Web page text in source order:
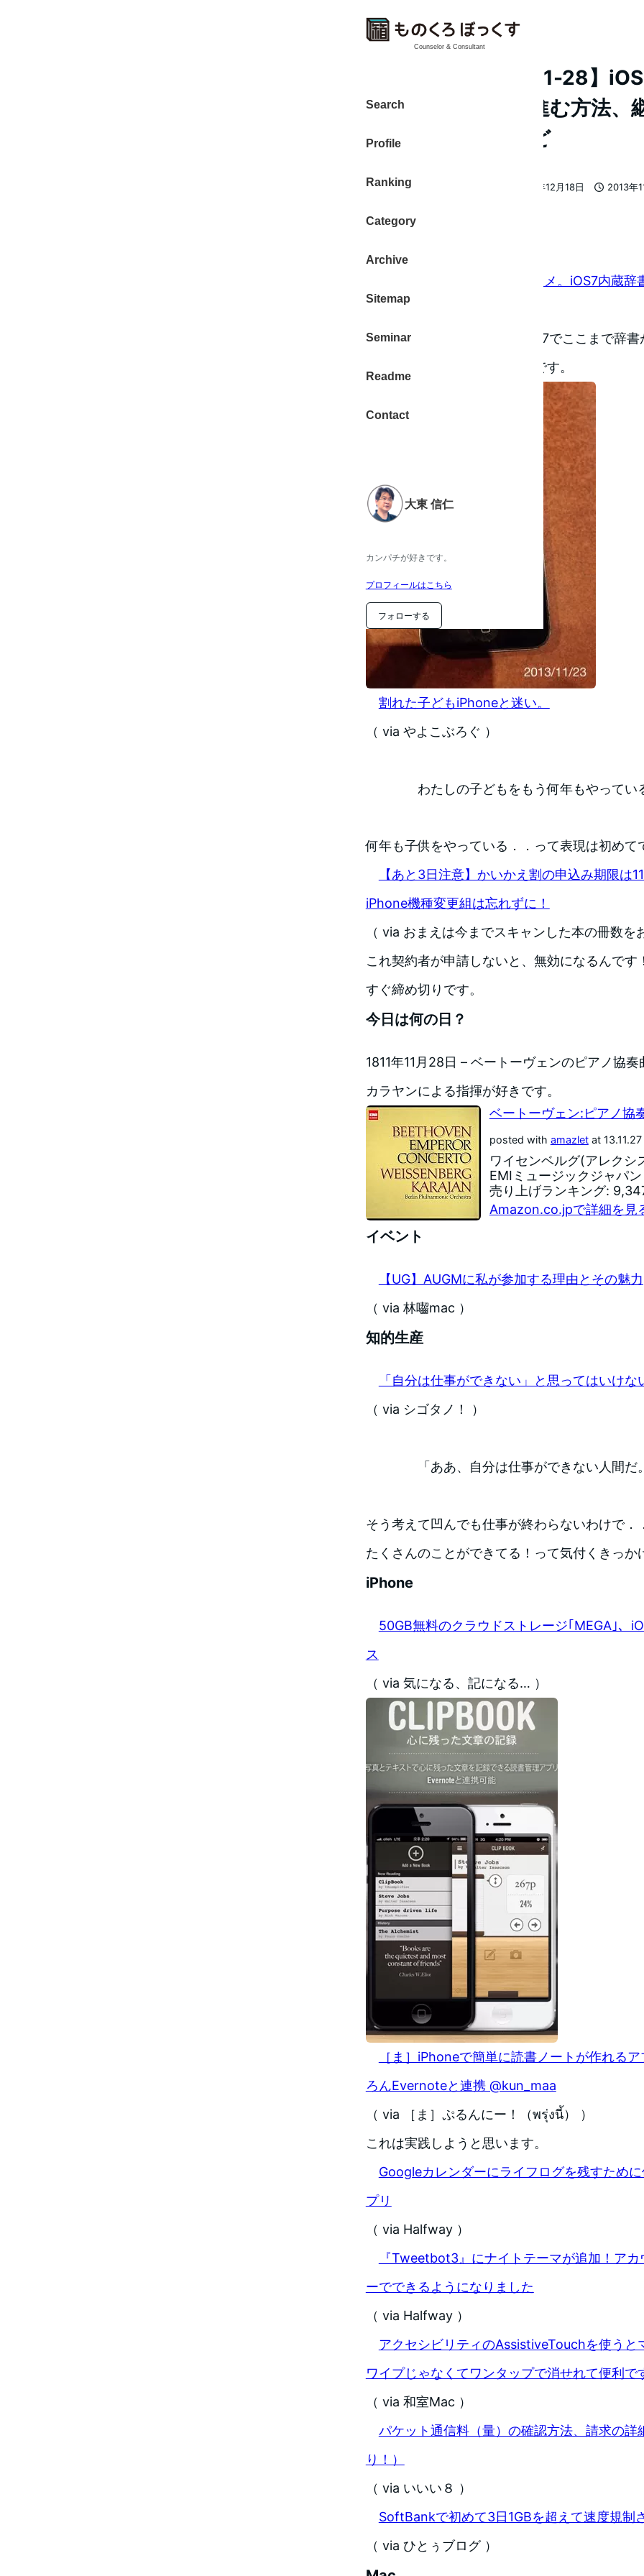
Counselor & Consultant
Search
Profile
Ranking
Category
Archive
Sitemap
Seminar
Readme
Contact
大東 信仁
カンパチが好きです。
プロフィールはこちら
フォローする
【ものレポ 2013-11-28】
く使える、仕事が進む方法、
ロネクは今夜！など
2013年12月18日
2013年
者
大東 信仁（ものくろ）
[凛]語学学習のお供にオススメ。iOS7内蔵辞
（ via りんろぐ。 ）
これは知りませんでした。iOS7でここまで辞
辞典が使えるのは素晴らしいです。
割れた子どもiPhoneと迷い。
（ via やよこぶろぐ ）
わたしの子どもをもう何年もやってい
何年も子供をやっている．．って表現は初めて
【あと3日注意】かいかえ割の申込み期限は
iPhone機種変更組は忘れずに！
（ via おまえは今までスキャンした本の冊数を
これ契約者が申請しないと、無効になるんです
すぐ締め切りです。
今日は何の日？
1811年11月28日 – ベートーヴェンのピアノ協奏
カラヤンによる指揮が好きです。
ベートーヴェン:ピアノ協
posted with amazletat 13.11.27
ワイセンベルグ(アレクシ
EMIミュージックジャパ
売り上げランキング:
Amazon.co.jpで詳細を見
イベント
【UG】AUGMに私が参加する理由とその魅力
（ via 林囓mac ）
知的生産
「自分は仕事ができない」と思ってはいけな
（ via シゴタノ！ ）
「ああ、自分は仕事ができない人間だ
そう考えて凹んでも仕事が終わらないわけで．
たくさんのことができてる！って気付くきっか
iPhone
50GB無料のクラウドストレージ｢MEGA｣、
ス
（ via 気になる、記になる… ）
［ま］iPhoneで簡単に読書ノートが作れる
ろんEvernoteと連携 @kun_maa
（ via ［ま］ぷるんにー！（พรุ่งนี้） ）
これは実践しようと思います。
Googleカレンダーにライフログを残すため
プリ
（ via Halfway ）
『Tweetbot3』にナイトテーマが追加！ア
ーでできるようになりました
（ via Halfway ）
アクセシビリティのAssistiveTouchを使うと
ワイプじゃなくてワンタップで消せれて便利で
（ via 和室Mac ）
パケット通信料（量）の確認方法、請求の詳
り！）
（ via いいい８ ）
SoftBankで初めて3日1GBを超えて速度規制
（ via ひとぅブログ ）